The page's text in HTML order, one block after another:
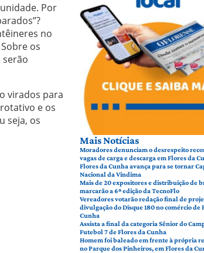
Por
no
os
serão
virados para
e os
seja, os
Mais Notícias
Moradores denunciam o desrespeito
vagas de carga e descarga em Flores da
Flores da Cunha avança para se tornar
Nacional da Vindima
Mais de 20 expositores e distribuição de
marcarão a 6ª edição da TecnoFlo
Vereadores votarão redação final de
divulgação do Disque 180 no comércio de
Cunha
Assista a final da categoria Sênior do
Futebol 7 de Flores da Cunha
Homem foi baleado em frente à própria
no Parque dos Pinheiros, em Flores da